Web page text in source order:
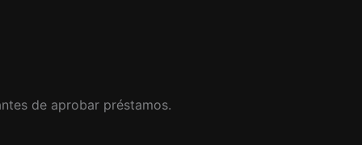
de aprobar préstamos.